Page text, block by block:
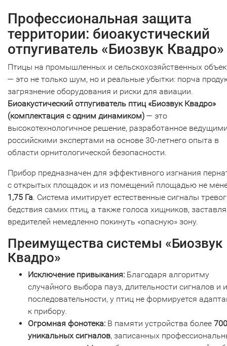
Профессиональная защита
территории: биоакустический
отпугиватель «Биозвук Квадро»
Птицы на промышленных и сельскохозяйственных
— это не только шум, но и реальные убытки: порча
загрязнение оборудования и риски для авиации.
Биоакустический отпугиватель птиц «Биозвук Квадро»
(комплектация с одним динамиком) — это
высокотехнологичное решение, разработанное
российскими экспертами на основе 30-летнего опыта в
области орнитологической безопасности.
Прибор предназначен для эффективного изгнания
с открытых площадок и из помещений площадью не
1,75 Га. Система имитирует естественные сигналы
бедствия самих птиц, а также голоса хищников,
вредителей немедленно покинуть «опасную» зону.
Преимущества системы «Биозвук
Квадро»
Исключение привыкания: Благодаря алгоритму
случайного выбора пауз, длительности сигналов и
последовательности, у птиц не формируется
к прибору.
Огромная фонотека: В памяти устройства более 700
уникальных сигналов, записанных